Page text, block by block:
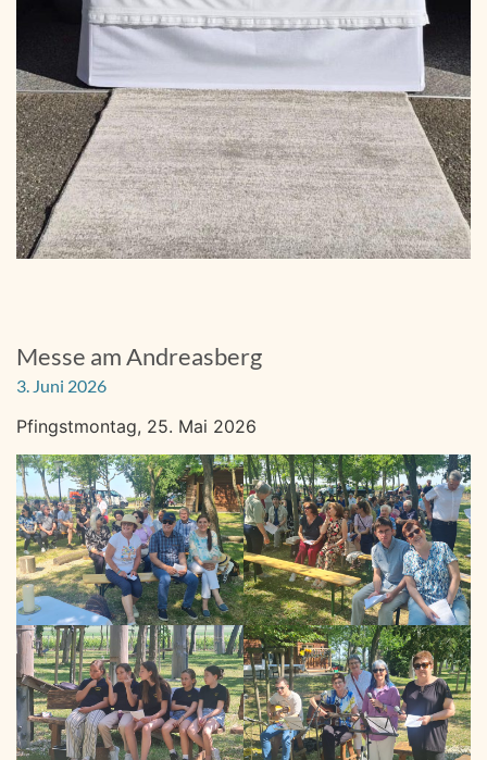
Messe am Andreasberg
3. Juni 2026
Pfingstmontag, 25. Mai 2026